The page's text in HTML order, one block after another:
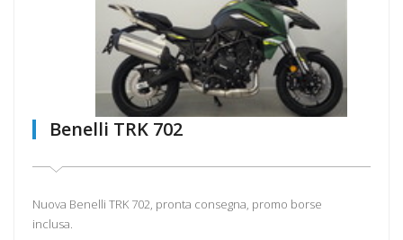
Benelli TRK 702
Nuova Benelli TRK 702, pronta consegna, promo borse
inclusa.